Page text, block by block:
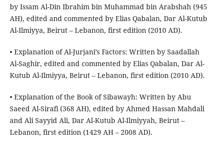
by Issam Al-Din Ibrahim bin Muhammad bin Arabshah (945
AH), edited and commented by Elias Qabalan, Dar Al-Kutub
Al-Ilmiyya, Beirut – Lebanon, first edition (2010 AD).
• Explanation of Al-Jurjani’s Factors: Written by Saadallah
Al-Saghir, edited and commented by Elias Qabalan, Dar Al-
Kutub Al-Ilmiyya, Beirut – Lebanon, first edition (2010 AD).
• Explanation of the Book of Sibawayh: Written by Abu
Saeed Al-Sirafi (368 AH), edited by Ahmed Hassan Mahdali
and Ali Sayyid Ali, Dar Al-Kutub Al-Ilmiyyah, Beirut –
Lebanon, first edition (1429 AH – 2008 AD).